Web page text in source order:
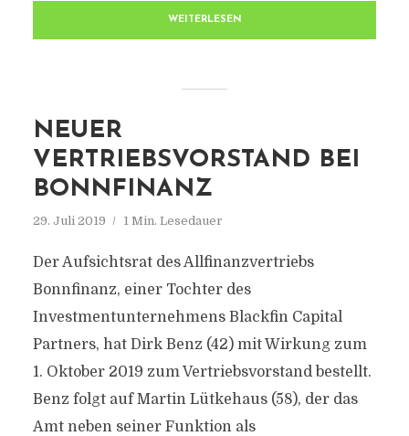
WEITERLESEN
NEUER
VERTRIEBSVORSTAND BEI
BONNFINANZ
29. Juli 2019 1 Min. Lesedauer
Der Aufsichtsrat des Allfinanzvertriebs
Bonnfinanz, einer Tochter des
Investmentunternehmens Blackfin Capital
Partners, hat Dirk Benz (42) mit Wirkung zum
1. Oktober 2019 zum Vertriebsvorstand bestellt.
Benz folgt auf Martin Lütkehaus (58), der das
Amt neben seiner Funktion als